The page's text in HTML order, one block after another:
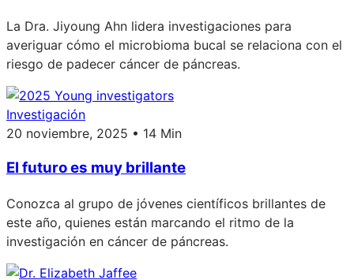
La Dra. Jiyoung Ahn lidera investigaciones para
averiguar cómo el microbioma bucal se relaciona con el
riesgo de padecer cáncer de páncreas.
Investigación
20 noviembre, 2025 • 14 Min
El futuro es muy brillante
Conozca al grupo de jóvenes científicos brillantes de
este año, quienes están marcando el ritmo de la
investigación en cáncer de páncreas.